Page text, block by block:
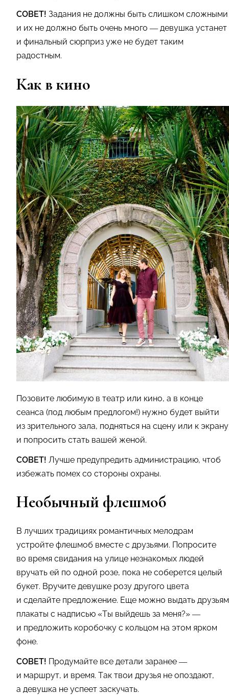
СОВЕТ! Задания не должны быть слишком сложными
и их не должно быть очень много — девушка устанет
и финальный сюрприз уже не будет таким
радостным.
Как в кино
Позовите любимую в театр или кино, а в конце
сеанса (под любым предлогом!) нужно будет выйти
из зрительного зала, подняться на сцену или к экрану
и попросить стать вашей женой.
СОВЕТ! Лучше предупредить администрацию, чтоб
избежать помех со стороны охраны.
Необычный флешмоб
В лучших традициях романтичных мелодрам
устройте флешмоб вместе с друзьями. Попросите
во время свидания на улице незнакомых людей
вручать ей по одной розе, пока не соберется целый
букет. Вручите девушке розу другого цвета
и сделайте предложение. Еще можно выдать друзьям
плакаты с надписью «Ты выйдешь за меня?» —
и предложить коробочку с кольцом на этом ярком
фоне.
СОВЕТ! Продумайте все детали заранее —
и маршрут, и время. Так твои друзья не опоздают,
а девушка не успеет заскучать.